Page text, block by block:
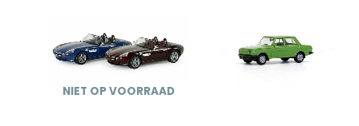
NIET OP VOORRAAD